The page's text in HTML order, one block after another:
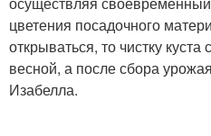
цветения посадочного
открываться, то чистку
весной, а после сбора
Изабелла.